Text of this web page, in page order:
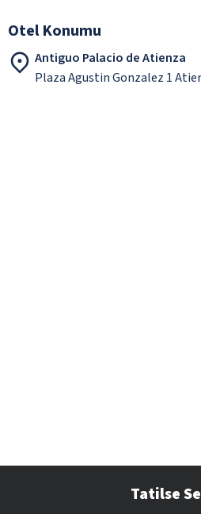
Otel Konumu
Antiguo Palacio de Atienza
Plaza Agustin Gonzalez 1
Tatilse